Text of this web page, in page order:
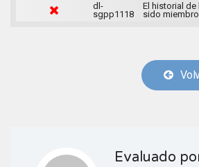
dl-
sgpp1118
El historial de
sido
Evaluado